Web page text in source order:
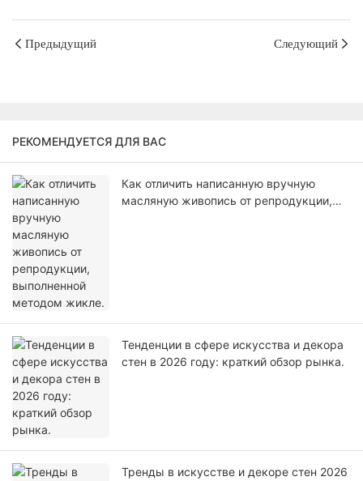
Предыдущий Следующий
РЕКОМЕНДУЕТСЯ ДЛЯ ВАС
Как отличить написанную вручную
масляную живопись от репродукции,
Тенденции в сфере искусства и декора
стен в 2026 году: краткий обзор рынка.
Тренды в искусстве и декоре стен 2026